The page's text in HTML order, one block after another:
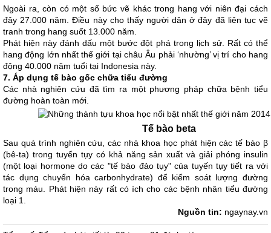
Ngoài ra, còn có một số bức vẽ khác trong hang với niên đại cách
đây 27.000 năm. Điều này cho thấy người dân ở đây đã liên tục vẽ
tranh trong hang suốt 13.000 năm.
Phát hiện này đánh dấu một bước đột phá trong lịch sử. Rất có thể
hang động lớn nhất thế giới tại châu Âu phải ‘nhường’ vị trí cho hang
động 40.000 năm tuổi tại Indonesia này.
7. Áp dụng tế bào gốc chữa tiểu đường
Các nhà nghiên cứu đã tìm ra một phương pháp chữa bệnh tiểu
đường hoàn toàn mới.
Tế bào beta
Sau quá trình nghiên cứu, các nhà khoa học phát hiện các tế bào β
(bê-ta) trong tuyến tụy có khả năng sản xuất và giải phóng insulin
(một loại hormone do các "tế bào đảo tụy" của tuyến tụy tiết ra với
tác dụng chuyển hóa carbonhydrate) để kiểm soát lượng đường
trong máu. Phát hiện này rất có ích cho các bệnh nhân tiểu đường
loại 1.
Nguồn tin: ngaynay.vn